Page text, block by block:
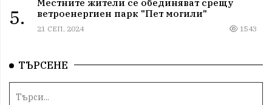
5.
Местните жители се обединяват срещу
ветроенергиен парк "Пет могили"
21 СЕП, 2024 1543
ТЪРСЕНЕ